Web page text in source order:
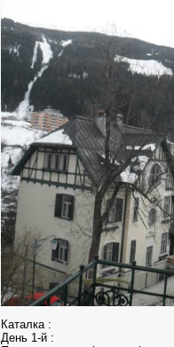
Каталка :
День 1-й :